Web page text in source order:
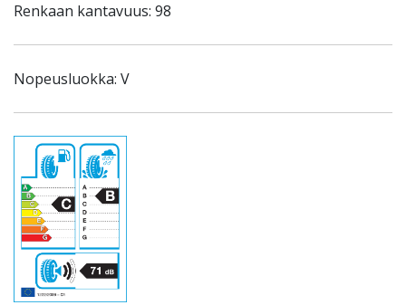
Renkaan kantavuus: 98
Nopeusluokka: V